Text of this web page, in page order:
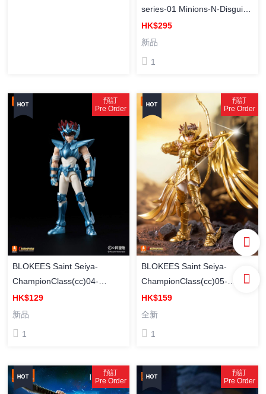
series-01 Minions-N-Disguise
布魯可《Minions》小黃人 迷
你兵團 模型 積木 盲盒（6盒
HK$295
新品
1
預訂
Pre Order
BLOKEES Saint Seiya-
ChampionClass(cc)04-
Pegasus Seiya 布魯可積木
[超越版] 聖鬥士星矢CC04 天
HK$129
新品
1
預訂
Pre Order
BLOKEES Saint Seiya-
ChampionClass(cc)05-
Sagittarius Aiolos 布魯可積木
[超越版] 聖鬥士星矢CC05 射
HK$159
全新
1
預訂
Pre Order
預訂
Pre Order